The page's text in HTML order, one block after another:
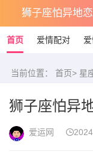
狮子座怕异地
首页 爱情配对
当前位置： 首页> 星
狮子座怕异
爱运网